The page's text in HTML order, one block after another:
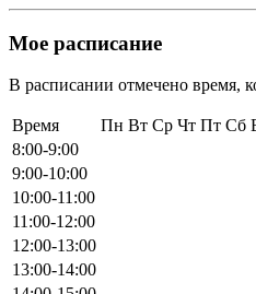
Мое расписание
В расписании отмечено время,
Время Пн Вт Ср Чт Пт Сб
8:00-9:00
9:00-10:00
10:00-11:00
11:00-12:00
12:00-13:00
13:00-14:00